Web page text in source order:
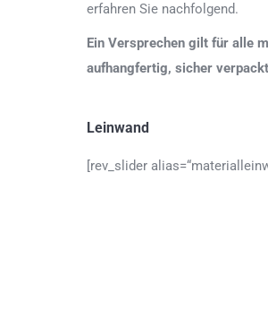
erfahren Sie nachfolgend.
Ein Versprechen gilt für alle
aufhangfertig, sicher
Leinwand
[rev_slider